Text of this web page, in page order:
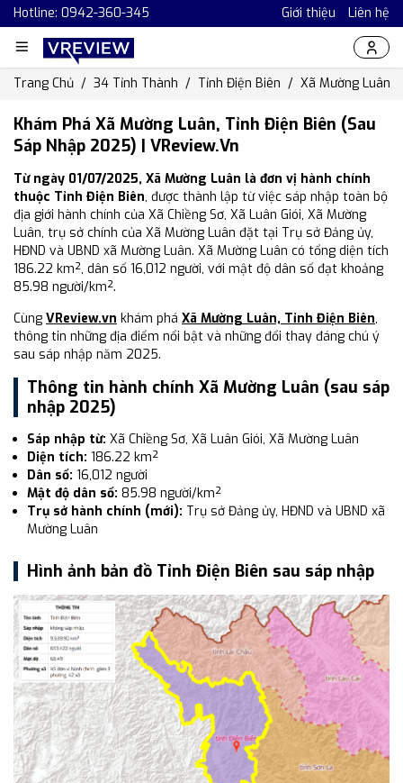
Hotline: 0942-360-345 Giới thiệu Liên hệ
Trang Chủ 34 Tỉnh Thành Tỉnh Điện Biên Xã Mường Luân
Khám Phá Xã Mường Luân, Tỉnh Điện Biên (Sau
Sáp Nhập 2025) | VReview.vn
Từ ngày 01/07/2025, Xã Mường Luân là đơn vị hành chính
thuộc Tỉnh Điện Biên, được thành lập từ việc sáp nhập toàn bộ
địa giới hành chính của Xã Chiềng Sơ, Xã Luân Giói, Xã Mường
Luân, trụ sở chính của Xã Mường Luân đặt tại Trụ sở Đảng ủy,
HĐND và UBND xã Mường Luân. Xã Mường Luân có tổng diện tích
186.22 km², dân số 16,012 người, với mật độ dân số đạt khoảng
85.98 người/km².
Cùng VReview.vn khám phá Xã Mường Luân, Tỉnh Điện Biên,
thông tin những địa điểm nổi bật và những đổi thay đáng chú ý
sau sáp nhập năm 2025.
Thông tin hành chính Xã Mường Luân (sau sáp
nhập 2025)
Sáp nhập từ: Xã Chiềng Sơ, Xã Luân Giói, Xã Mường Luân
Diện tích: 186.22 km²
Dân số: 16,012 người
Mật độ dân số: 85.98 người/km²
Trụ sở hành chính (mới): Trụ sở Đảng ủy, HĐND và UBND xã
Mường Luân
Hình ảnh bản đồ Tỉnh Điện Biên sau sáp nhập